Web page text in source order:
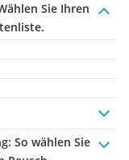
Sie Ihren
: So wählen Sie